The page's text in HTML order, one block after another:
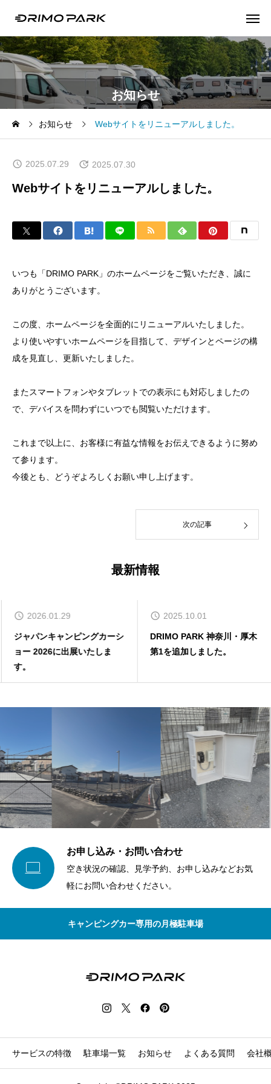
お知らせ
お知らせ Webサイトをリニューアルしました。
2025.07.29 2025.07.30
Webサイトをリニューアルしました。
いつも「DRIMO PARK」のホームページをご覧いただき、誠に
ありがとうございます。
この度、ホームページを全面的にリニューアルいたしました。
より使いやすいホームページを目指して、デザインとページの構
成を見直し、更新いたしました。
またスマートフォンやタブレットでの表示にも対応しましたの
で、デバイスを問わずにいつでも閲覧いただけます。
これまで以上に、お客様に有益な情報をお伝えできるように努め
て参ります。
今後とも、どうぞよろしくお願い申し上げます。
次の記事
最新情報
2026.01.29
ジャパンキャンピングカーシ
ョー 2026に出展いたしま
す。
2025.10.01
DRIMO PARK 神奈川・厚木
第1を追加しました。

お申し込み・お問い合わせ
空き状況の確認、見学予約、お申し込みなどお気
軽にお問い合わせください。
キャンピングカー専用の月極駐車場
サービスの特徴 駐車場一覧 お知らせ よくある質問 会社